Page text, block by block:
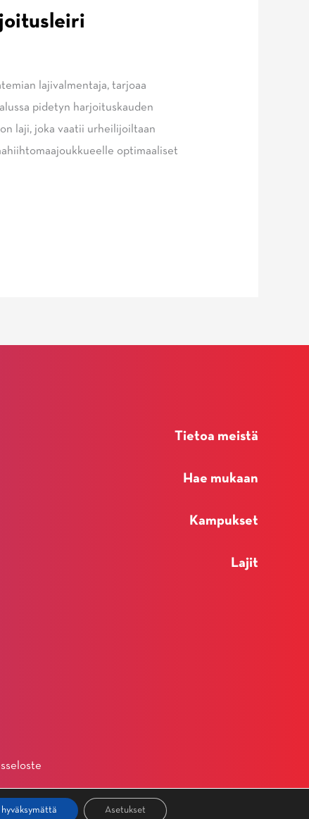
lajivalmentaja, tarjoaa
pidetyn harjoituskauden
laji, joka vaatii urheilijoiltaan
optimaaliset
Tietoa meistä
Hae mukaan
Kampukset
Lajit
Asetukset